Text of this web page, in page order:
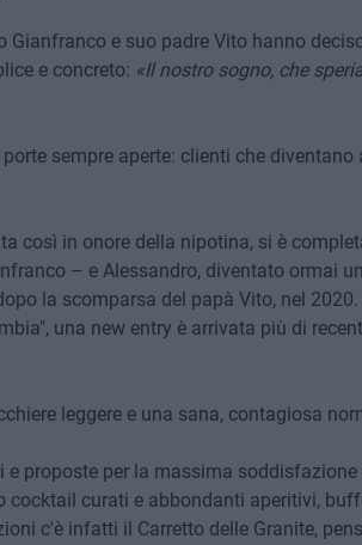
e suo padre Vito hanno
e concreto: «Il nostro sogno, che
sempre aperte: clienti che diventano
così in onore della nipotina, si è
– e Alessandro, diventato ormai
la scomparsa del papà Vito, nel 2020.
una new entry è arrivata più di
leggere e una sana, contagiosa
e proposte per la massima soddisfazione
curati e abbondanti aperitivi,
c'è infatti il Carretto delle Granite,